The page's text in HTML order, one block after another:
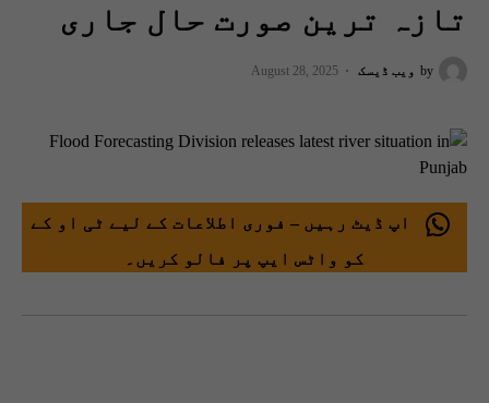
تازہ ترین صورت حال جاری
by ویب ڈیسک August 28, 2025
اپ ڈیٹ رہیں – فوری اطلاعات کے لیے ٹی او کے
کو واٹس ایپ پر فالو کریں۔